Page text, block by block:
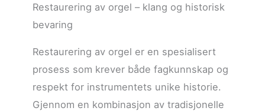
Restaurering av orgel – klang og historisk
bevaring
Restaurering av orgel er en spesialisert
prosess som krever både fagkunnskap og
respekt for instrumentets unike historie.
Gjennom en kombinasjon av tradisjonelle